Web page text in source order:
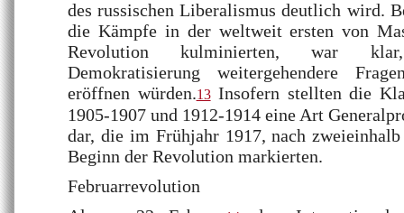
des russischen Liberalismus deutlich wird.
die Kämpfe in der weltweit ersten von
Revolution kulminierten, war
Demokratisierung weitergehendere
eröffnen würden.13Insofern stellten die
1905-1907 und 1912-1914 eine Art
dar, die im Frühjahr 1917, nach
Beginn der Revolution markierten.
Februarrevolution